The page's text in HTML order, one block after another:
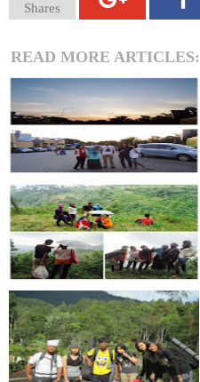
Shares
READ MORE ARTICLES: